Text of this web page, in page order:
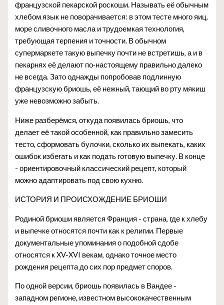
французской пекарской роскоши. Называть её обычным
хлебом язык не поворачивается: в этом тесте много яиц,
море сливочного масла и трудоемкая технология,
требующая терпения и точности. В обычном
супермаркете такую выпечку почти не встретишь, а и в
пекарнях её делают по‑настоящему правильно далеко
не всегда. Зато однажды попробовав подлинную
французскую бриошь, её нежный, тающий во рту мякиш
уже невозможно забыть.
Ниже разберёмся, откуда появилась бриошь, что
делает её такой особенной, как правильно замесить
тесто, сформовать булочки, сколько их выпекать, каких
ошибок избегать и как подать готовую выпечку. В конце
- ориентировочный классический рецепт, который
можно адаптировать под свою кухню.
ИСТОРИЯ И ПРОИСХОЖДЕНИЕ БРИОШИ
Родиной бриоши является Франция - страна, где к хлебу
и выпечке относятся почти как к религии. Первые
документальные упоминания о подобной сдобе
относятся к XV-XVI векам, однако точное место
рождения рецепта до сих пор предмет споров.
По одной версии, бриошь появилась в Вандее -
западном регионе, известном высококачественным